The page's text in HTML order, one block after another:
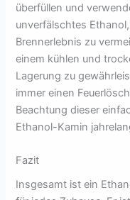
überfüllen und
unverfälschtes
Brennerlebnis zu
einem kühlen und
Lagerung zu
immer einen
Beachtung dieser
Ethanol-Kamin
Fazit
Insgesamt ist ein